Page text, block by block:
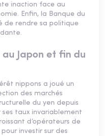
inaction face au
Enfin, la Banque du
de rendre sa politique
Japon et fin du
nippons a joué un
des marchés
du yen depuis
ses taux invariablement
d’opérateurs de
investir sur des